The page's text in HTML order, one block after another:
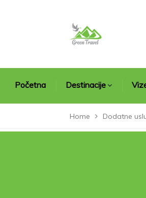
Početna Destinacije
Home Dodatne